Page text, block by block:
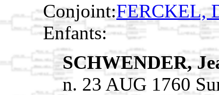
Conjoint:FERCKEL,
Enfants:
SCHWENDER,
n. 23 AUG 1760